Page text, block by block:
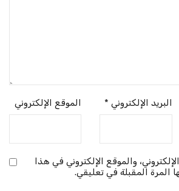
البريد الإلكتروني * الموقع الإلكتروني
والموقع الإلكتروني في هذا
المرة المقبلة في تعليقي.